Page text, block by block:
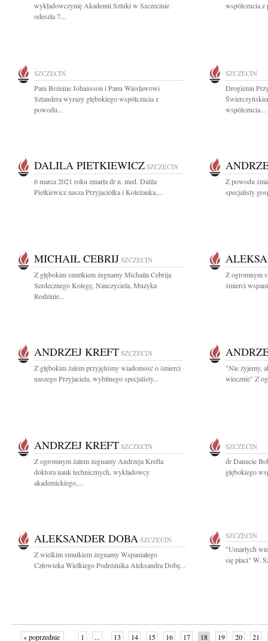
wykładowczynię Akademii Sztuki w Szczecinie
odeszła 7...
współczucia
SZCZECIN
Pani Bożenie Johansson i Panu Wiesławowi
Sztandera wyrazy głębokiego współczucia z
powodu...
SZCZECIN
Drogiemu
współczucia...
DALILA PIETKIEWICZ SZCZECIN
6 marca 2021 roku zmarła dr n. med. Dalila
Pietkiewicz nasza Przyjaciółka i Koleżanka,...
Z powodu
specjalisty
MICHAIŁ CEBRIJ SZCZECIN
Z głębokim smutkiem żegnamy Michaiła Cebrija
Serdecznego Kolegę, Nauczyciela, Muzyka
Rodzinie...
Z ogromnym
śmierci
ANDRZEJ KREFT SZCZECIN
Z głębokim żalem przyjęliśmy wiadomość o śmierci
naszego Przyjaciela, wybitnego specjalisty...
"Nie żyjemy,
wiecznie" Z
ANDRZEJ KREFT SZCZECIN
Z ogromnym żalem żegnamy Andrzeja Krefta
doktora nauk technicznych, wykładowcy
akademickiego,...
SZCZECIN
dr Danucie
głębokiego
ALEKSANDER DOBA SZCZECIN
Z wielkim smutkiem żegnamy Wspaniałego
Człowieka Wielkiego Podróżnika Aleksandra Dobę...
SZCZECIN
"Umarłych
się płaci" W.
« poprzednie 1 ... 13 14 15 16 17 18 19 20 21